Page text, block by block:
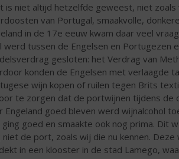
is niet altijd hetzelfde geweest, niet zoals
van Portugal, smaakvolle,
in de 17e eeuw kwam daar veel
werd tussen de Engelsen en Portugezen
gesloten: het Verdrag van
konden de Engelsen met verlaagde
wijn kopen of ruilen tegen Brits
te zorgen dat de portwijnen tijdens de
Engeland goed bleven werd wijnalcohol
ging goed en smaakte ook nog prima. Dit
niet de port, zoals wij die nu kennen. Deze
in een klooster in de stad Lamego,